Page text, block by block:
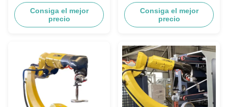
artículos sanitarios,
máquina pulidora de 6 ejes,
Consiga el mejor
precio
aleación de Zinc, grifo de
baño, máquina pulidora
Consiga el mejor
precio